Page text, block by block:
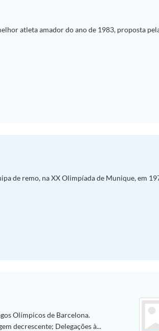
atleta amador do ano de 1983, proposta
de remo, na XX Olimpíada de Munique, em
Olímpicos de Barcelona.
decrescente; Delegações à...